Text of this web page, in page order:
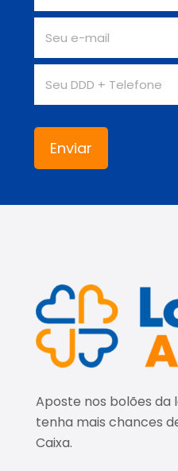
Aposte nos bolões da
tenha mais chances
Caixa.